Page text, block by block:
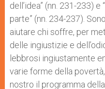
dell’idea” (nn. 231-233)
parte” (nn. 234-237).
aiutare chi soffre, per
delle ingiustizie e
lebbrosi ingiustamente
varie forme della
nostro il programma della